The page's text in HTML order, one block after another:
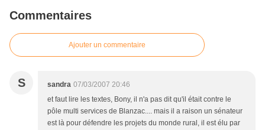
Commentaires
Ajouter un commentaire
S sandra 07/03/2007 20:46
et faut lire les textes, Bony, il n'a pas dit qu'il était contre le
pôle multi services de Blanzac.... mais il a raison un sénateur
est là pour défendre les projets du monde rural, il est élu par